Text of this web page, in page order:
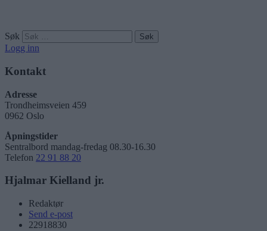
Søk
Logg inn
Kontakt
Adresse
Trondheimsveien 459
0962 Oslo
Åpningstider
Sentralbord mandag-fredag 08.30-16.30
Telefon 22 91 88 20
Hjalmar Kielland jr.
Redaktør
Send e-post
22918830